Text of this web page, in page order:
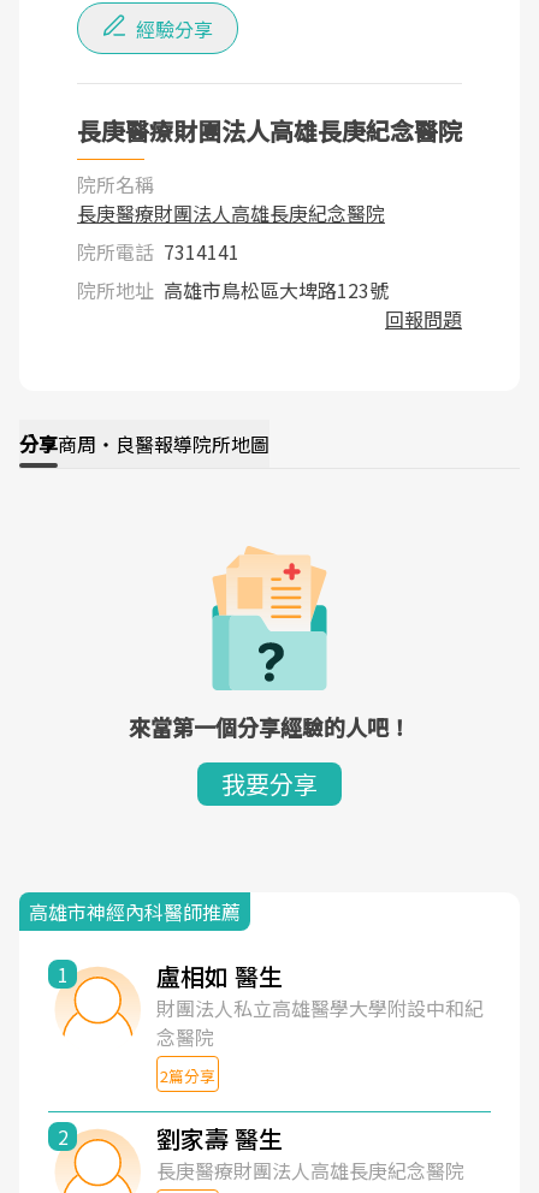
經驗分享
長庚醫療財團法人高雄長庚紀念醫院
院所名稱
長庚醫療財團法人高雄長庚紀念醫院
院所電話 7314141
院所地址 高雄市鳥松區大埤路123號
回報問題
分享商周・良醫報導院所地圖
來當第一個分享經驗的人吧！
我要分享
高雄市神經內科醫師推薦
1 盧相如 醫生
財團法人私立高雄醫學大學附設中和紀
念醫院
2篇分享
2 劉家壽 醫生
長庚醫療財團法人高雄長庚紀念醫院